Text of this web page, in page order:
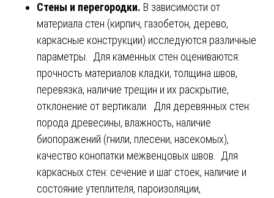
Стены и перегородки. В зависимости от
материала стен (кирпич, газобетон, дерево,
каркасные конструкции) исследуются различные
параметры. Для каменных стен оцениваются:
прочность материалов кладки, толщина швов,
перевязка, наличие трещин и их раскрытие,
отклонение от вертикали. Для деревянных стен:
порода древесины, влажность, наличие
биопоражений (гнили, плесени, насекомых),
качество конопатки межвенцовых швов. Для
каркасных стен: сечение и шаг стоек, наличие и
состояние утеплителя, пароизоляции,